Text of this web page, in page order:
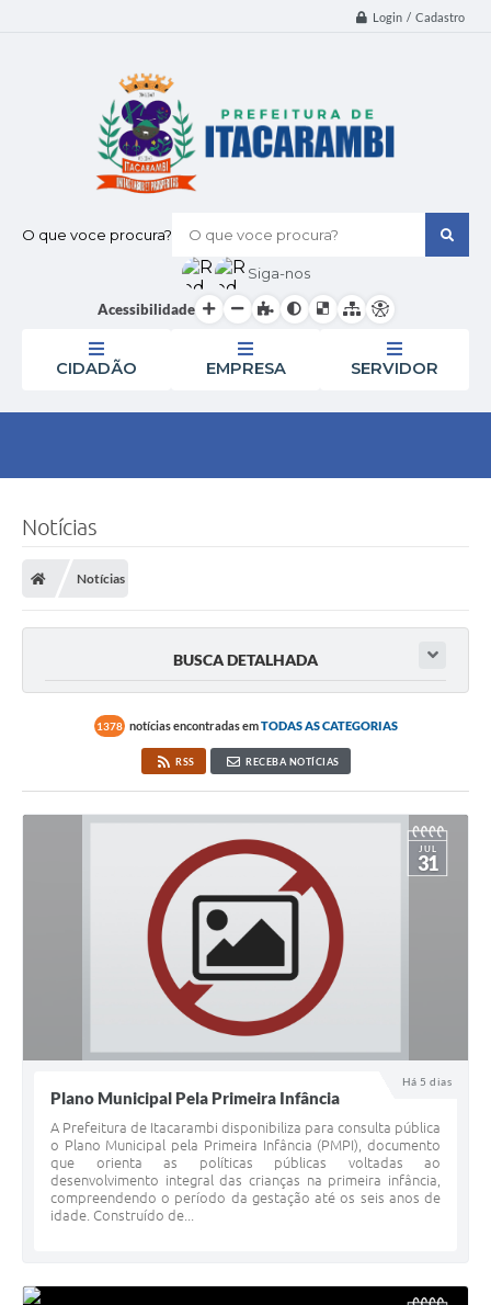
Login / Cadastro
O que voce procura?
Siga-nos
Acessibilidade
CIDADÃO EMPRESA SERVIDOR
Notícias
Notícias
BUSCA DETALHADA
1378 notícias encontradas emTODAS AS CATEGORIAS
RSS RECEBA NOTÍCIAS
Há 5 dias
JUL
31
Plano Municipal Pela Primeira Infância
A Prefeitura de Itacarambi disponibiliza para consulta pública
o Plano Municipal pela Primeira Infância (PMPI), documento
que orienta as políticas públicas voltadas ao
desenvolvimento integral das crianças na primeira infância,
compreendendo o período da gestação até os seis anos de
idade. Construído de...